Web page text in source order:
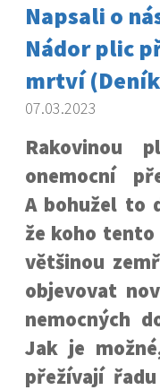
Napsali o
Nádor plic
mrtví
07.03.2023
Rakovinou
onemocní
A bohužel to
že koho
většinou
objevovat
nemocných
Jak je
přežívají